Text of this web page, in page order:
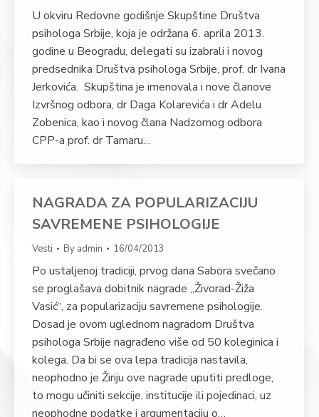
U okviru Redovne godišnje Skupštine Društva
psihologa Srbije, koja je održana 6. aprila 2013.
godine u Beogradu, delegati su izabrali i novog
predsednika Društva psihologa Srbije, prof. dr Ivana
Jerkovića. Skupština je imenovala i nove članove
Izvršnog odbora, dr Daga Kolarevića i dr Adelu
Zobenica, kao i novog člana Nadzornog odbora
CPP-a prof. dr Tamaru…
NAGRADA ZA POPULARIZACIJU
SAVREMENE PSIHOLOGIJE
Vesti By admin 16/04/2013
Po ustaljenoj tradiciji, prvog dana Sabora svečano
se proglašava dobitnik nagrade „Živorad-Žiža
Vasić“, za popularizaciju savremene psihologije.
Dosad je ovom uglednom nagradom Društva
psihologa Srbije nagrađeno više od 50 koleginica i
kolega. Da bi se ova lepa tradicija nastavila,
neophodno je Žiriju ove nagrade uputiti predloge,
to mogu učiniti sekcije, institucije ili pojedinaci, uz
neophodne podatke i argumentaciju o…